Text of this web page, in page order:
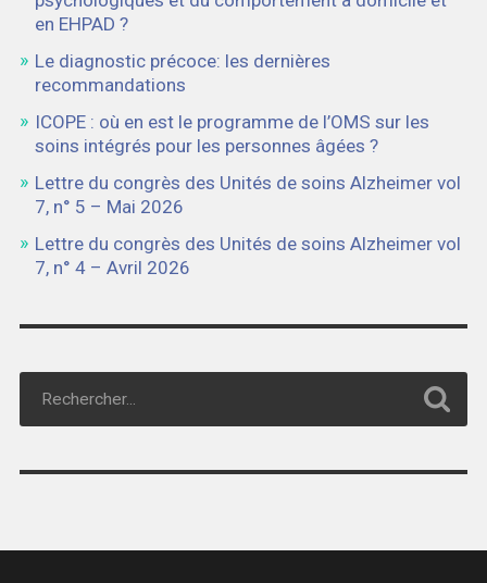
en EHPAD ?
Le diagnostic précoce: les dernières
recommandations
ICOPE : où en est le programme de l’OMS sur les
soins intégrés pour les personnes âgées ?
Lettre du congrès des Unités de soins Alzheimer vol
7, n° 5 – Mai 2026
Lettre du congrès des Unités de soins Alzheimer vol
7, n° 4 – Avril 2026